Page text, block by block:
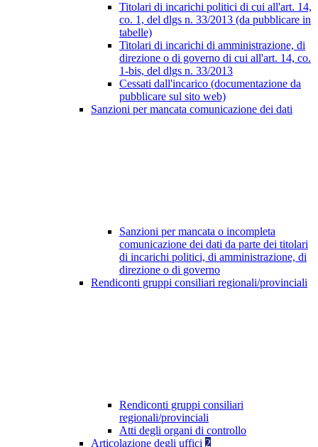
Titolari di incarichi politici di cui all'art. 14,
co. 1, del dlgs n. 33/2013 (da pubblicare in
tabelle)
Titolari di incarichi di amministrazione, di
direzione o di governo di cui all'art. 14, co.
1-bis, del dlgs n. 33/2013
Cessati dall'incarico (documentazione da
pubblicare sul sito web)
Sanzioni per mancata comunicazione dei dati
Sanzioni per mancata o incompleta
comunicazione dei dati da parte dei titolari
di incarichi politici, di amministrazione, di
direzione o di governo
Rendiconti gruppi consiliari regionali/provinciali
Rendiconti gruppi consiliari
regionali/provinciali
Atti degli organi di controllo
Articolazione degli uffici 2